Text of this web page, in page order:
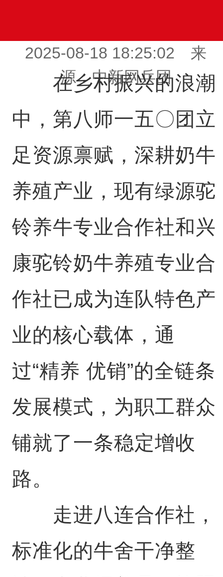
2025-08-18 18:25:02 来
源：中新网兵团
在乡村振兴的浪潮
中，第八师一五〇团立
足资源禀赋，深耕奶牛
养殖产业，现有绿源驼
铃养牛专业合作社和兴
康驼铃奶牛养殖专业合
作社已成为连队特色产
业的核心载体，通
过“精养 优销”的全链条
发展模式，为职工群众
铺就了一条稳定增收
路。
走进八连合作社，
标准化的牛舍干净整